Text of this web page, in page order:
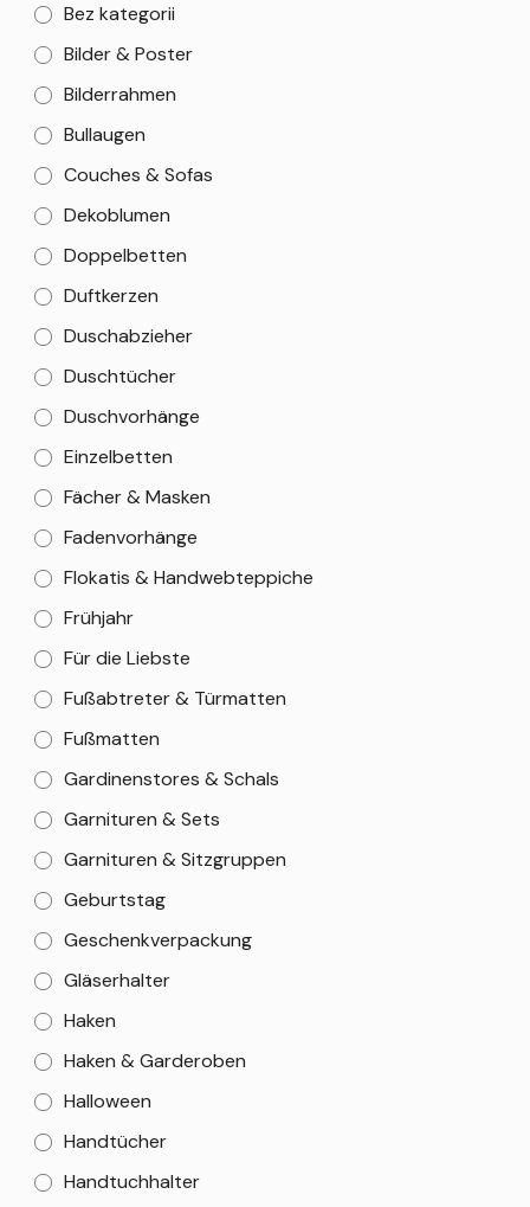
Bez kategorii
Bilder & Poster
Bilderrahmen
Bullaugen
Couches & Sofas
Dekoblumen
Doppelbetten
Duftkerzen
Duschabzieher
Duschtücher
Duschvorhänge
Einzelbetten
Fächer & Masken
Fadenvorhänge
Flokatis & Handwebteppiche
Frühjahr
Für die Liebste
Fußabtreter & Türmatten
Fußmatten
Gardinenstores & Schals
Garnituren & Sets
Garnituren & Sitzgruppen
Geburtstag
Geschenkverpackung
Gläserhalter
Haken
Haken & Garderoben
Halloween
Handtücher
Handtuchhalter